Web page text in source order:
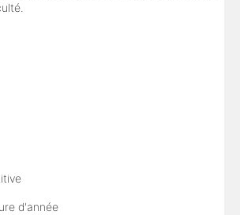
d'année